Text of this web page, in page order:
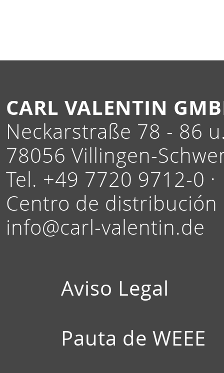
CARL VALENTIN
Neckarstraße 78 - 86
78056 Villingen-
Tel. +49 7720 9712-0 ·
Centro de distribución
info@carl-valentin.de
Aviso Legal
Pauta de WEEE